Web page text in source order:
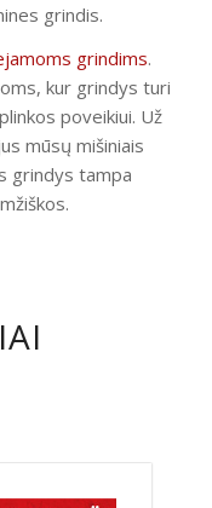
grindis.
grindims.
kur grindys turi
poveikiui. Už
mūsų mišiniais
grindys tampa